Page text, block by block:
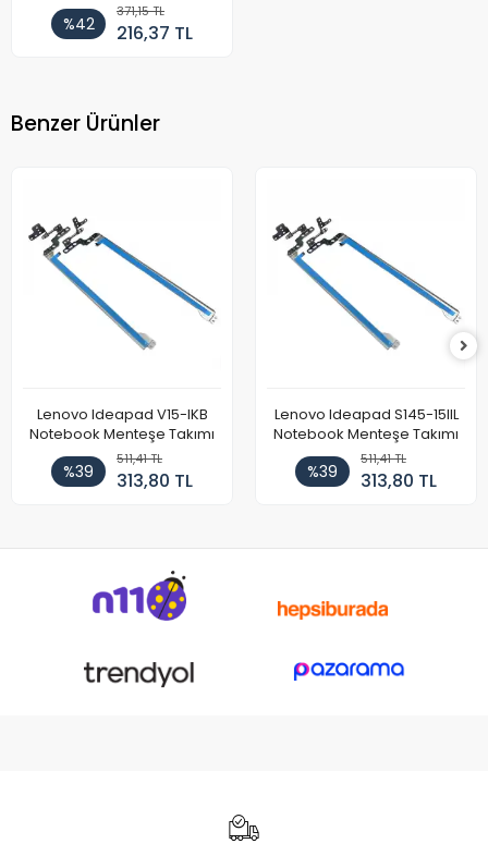
%42
371,15 TL
216,37 TL
Benzer Ürünler
Lenovo Ideapad V15-IKB
Notebook Menteşe Takımı
%39
511,41 TL
313,80 TL
Lenovo Ideapad S145-15IIL
Notebook Menteşe Takımı
%39
511,41 TL
313,80 TL